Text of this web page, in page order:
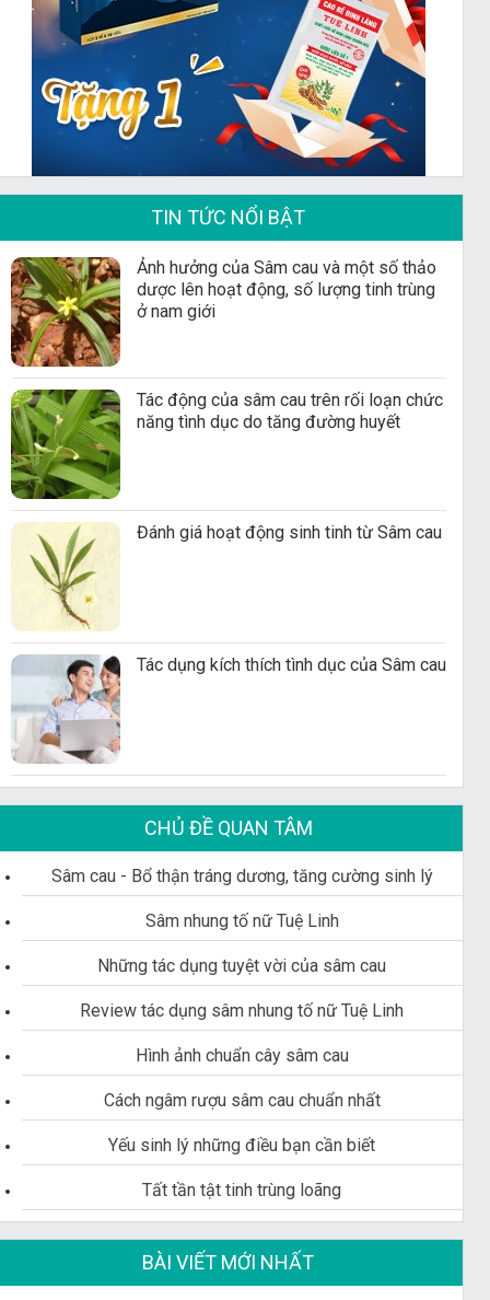
TIN TỨC NỔI BẬT
Ảnh hưởng của Sâm cau và một số thảo
dược lên hoạt động, số lượng tinh trùng
ở nam giới
Tác động của sâm cau trên rối loạn chức
năng tình dục do tăng đường huyết
Đánh giá hoạt động sinh tinh từ Sâm cau
Tác dụng kích thích tình dục của Sâm cau
CHỦ ĐỀ QUAN TÂM
Sâm cau - Bổ thận tráng dương, tăng cường sinh lý
Sâm nhung tố nữ Tuệ Linh
Những tác dụng tuyệt vời của sâm cau
Review tác dụng sâm nhung tố nữ Tuệ Linh
Hình ảnh chuẩn cây sâm cau
Cách ngâm rượu sâm cau chuẩn nhất
Yếu sinh lý những điều bạn cần biết
Tất tần tật tinh trùng loãng
BÀI VIẾT MỚI NHẤT